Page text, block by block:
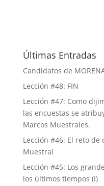
Últimas Entradas
Candidatos de
Lección #48: FIN
Lección #47: Como
las encuestas se
Marcos Muestrales.
Lección #46: El reto
Muestral
Lección #45: Los
los últimos tiempos (I)